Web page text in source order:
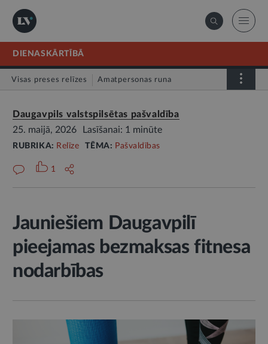
DIENASKĀRTĪBĀ
Visas preses relīzes Amatpersonas runa
Daugavpils valstspilsētas pašvaldība
25. maijā, 2026
Lasīšanai: 1 minūte
RUBRIKA: Relīze TĒMA: Pašvaldības
1
Jauniešiem Daugavpilī
pieejamas bezmaksas fitnesa
nodarbības